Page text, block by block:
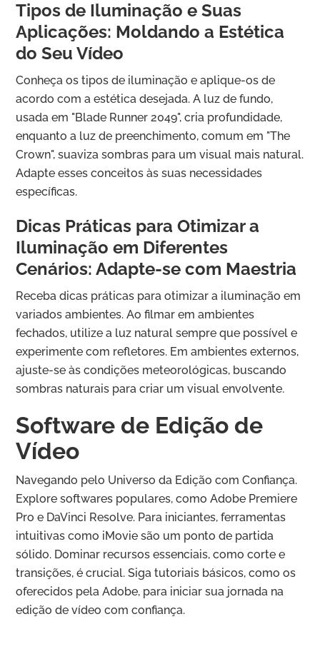
Tipos de Iluminação e Suas
Aplicações: Moldando a Estética
do Seu Vídeo
Conheça os tipos de iluminação e aplique-os de
acordo com a estética desejada. A luz de fundo,
usada em "Blade Runner 2049", cria profundidade,
enquanto a luz de preenchimento, comum em "The
Crown", suaviza sombras para um visual mais natural.
Adapte esses conceitos às suas necessidades
específicas.
Dicas Práticas para Otimizar a
Iluminação em Diferentes
Cenários: Adapte-se com Maestria
Receba dicas práticas para otimizar a iluminação em
variados ambientes. Ao filmar em ambientes
fechados, utilize a luz natural sempre que possível e
experimente com refletores. Em ambientes externos,
ajuste-se às condições meteorológicas, buscando
sombras naturais para criar um visual envolvente.
Software de Edição de
Vídeo
Navegando pelo Universo da Edição com Confiança.
Explore softwares populares, como Adobe Premiere
Pro e DaVinci Resolve. Para iniciantes, ferramentas
intuitivas como iMovie são um ponto de partida
sólido. Dominar recursos essenciais, como corte e
transições, é crucial. Siga tutoriais básicos, como os
oferecidos pela Adobe, para iniciar sua jornada na
edição de vídeo com confiança.